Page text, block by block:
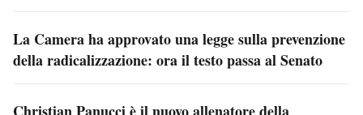
La Camera ha approvato una legge sulla prevenzione
della radicalizzazione: ora il testo passa al Senato